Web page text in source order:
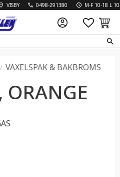
0498-291380 M-F 10-18 L 10-13
VÄXELSPAK & BAKBROMS